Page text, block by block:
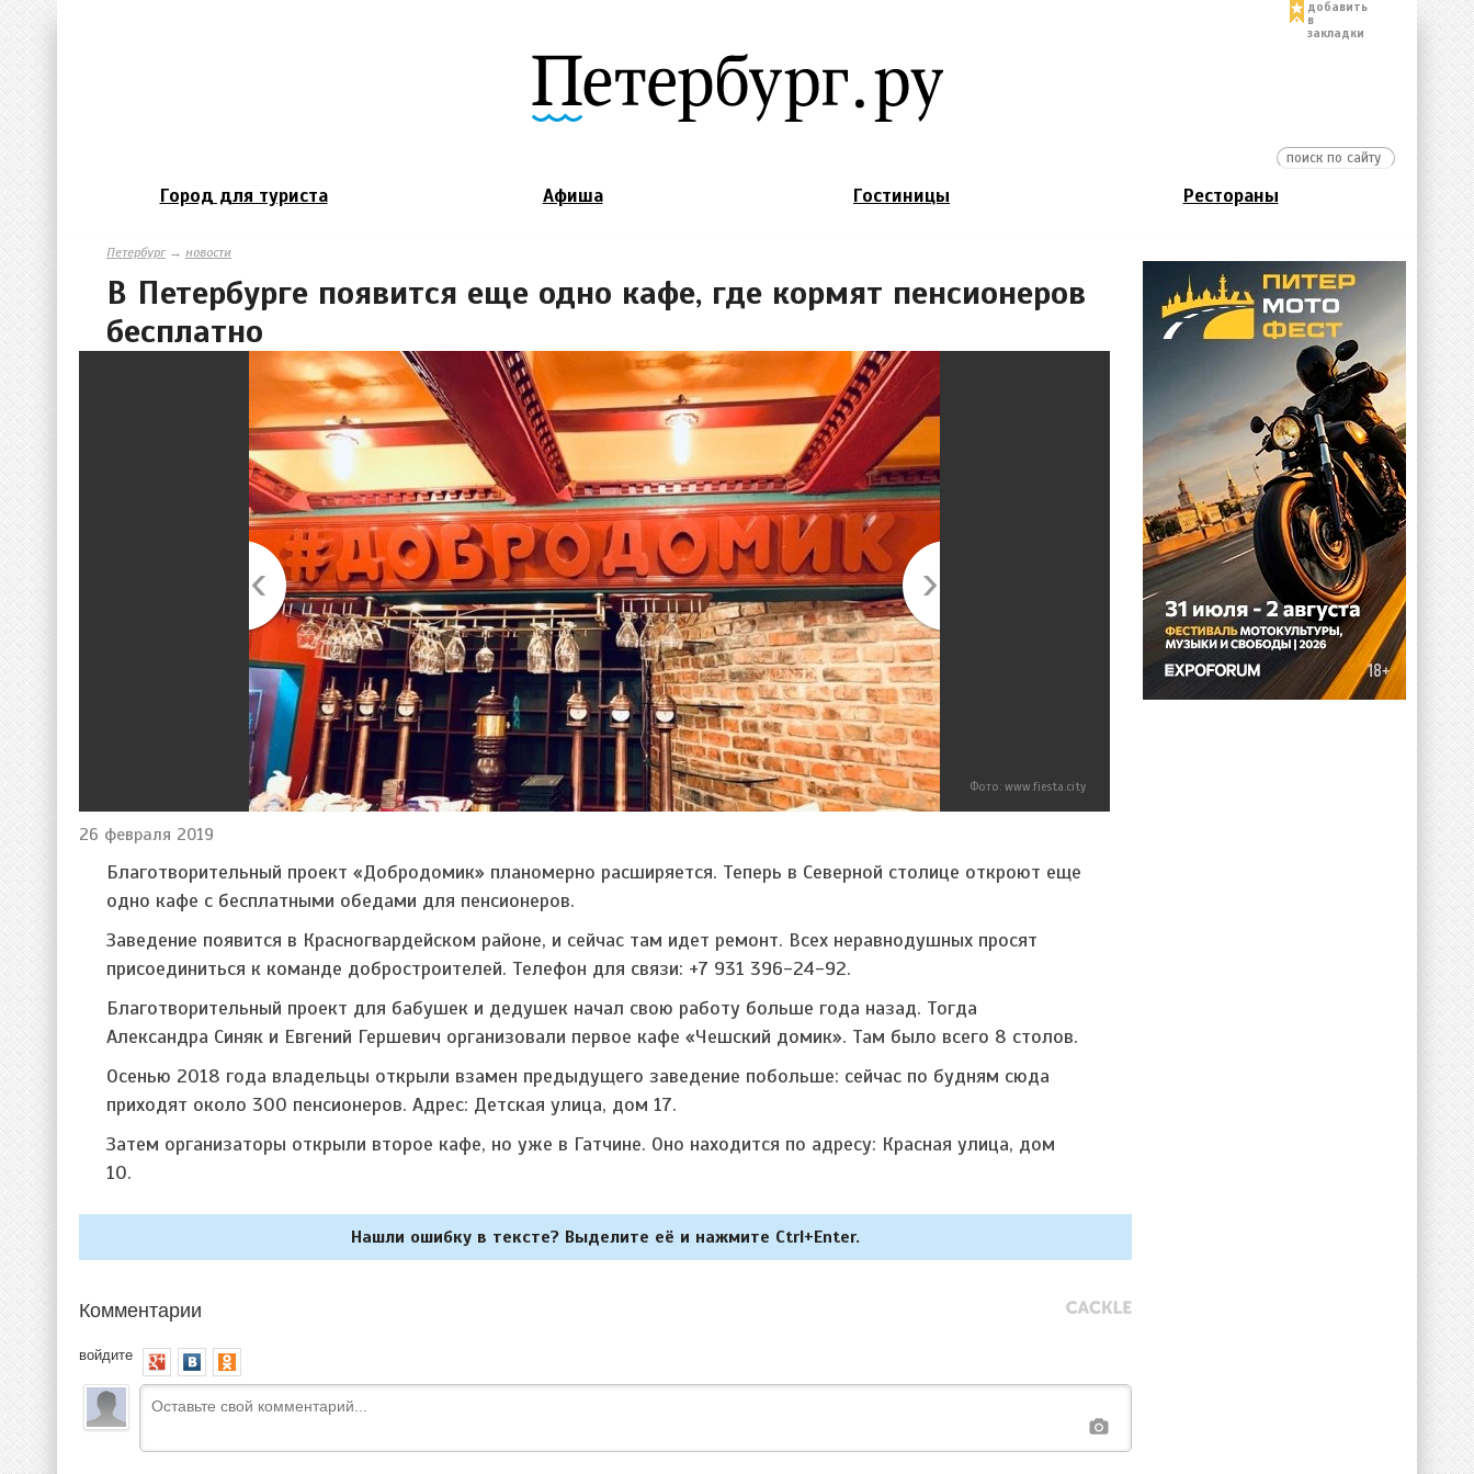
добавить
в
закладки
Город для туриста Афиша Гостиницы Рестораны
Петербург→ новости
В Петербурге появится еще одно кафе, где кормят пенсионеров
бесплатно
Фото: www.fiesta.city
26 февраля 2019
Благотворительный проект «Добродомик» планомерно расширяется. Теперь в Северной столице откроют еще
одно кафе с бесплатными обедами для пенсионеров.
Заведение появится в Красногвардейском районе, и сейчас там идет ремонт. Всех неравнодушных просят
присоединиться к команде добростроителей. Телефон для связи: +7 931 396-24-92.
Благотворительный проект для бабушек и дедушек начал свою работу больше года назад. Тогда
Александра Синяк и Евгений Гершевич организовали первое кафе «Чешский домик». Там было всего 8 столов.
Осенью 2018 года владельцы открыли взамен предыдущего заведение побольше: сейчас по будням сюда
приходят около 300 пенсионеров. Адрес: Детская улица, дом 17.
Затем организаторы открыли второе кафе, но уже в Гатчине. Оно находится по адресу: Красная улица, дом
10.
Нашли ошибку в тексте? Выделите её и нажмите Ctrl+Enter.
Комментарии
войдите